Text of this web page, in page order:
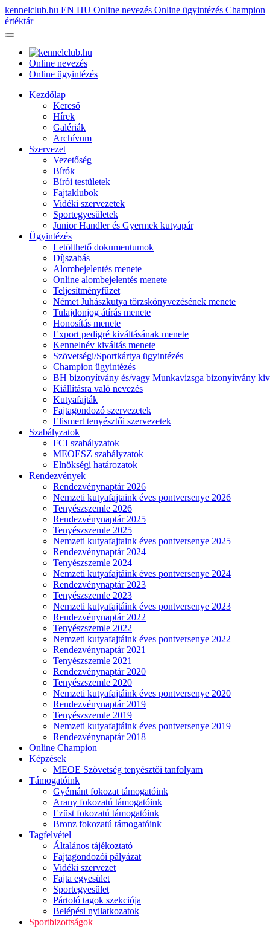
kennelclub.hu EN HU Online nevezés Online ügyintézés Champion
értéktár
Online nevezés
Online ügyintézés
Kezdőlap
Kereső
Hírek
Galériák
Archívum
Szervezet
Vezetőség
Bírók
Bírói testületek
Fajtaklubok
Vidéki szervezetek
Sportegyesületek
Junior Handler és Gyermek kutyapár
Ügyintézés
Letölthető dokumentumok
Díjszabás
Alombejelentés menete
Online alombejelentés menete
Teljesítményfűzet
Német Juhászkutya törzskönyvezésének menete
Tulajdonjog átírás menete
Honosítás menete
Export pedigré kiváltásának menete
Kennelnév kiváltás menete
Szövetségi/Sportkártya ügyintézés
Champion ügyintézés
BH bizonyítvány és/vagy Munkavizsga bizonyítvány
Kiállításra való nevezés
Kutyafajták
Fajtagondozó szervezetek
Elismert tenyésztői szervezetek
Szabályzatok
FCI szabályzatok
MEOESZ szabályzatok
Elnökségi határozatok
Rendezvények
Rendezvénynaptár 2026
Nemzeti kutyafajtaink éves pontversenye 2026
Tenyészszemle 2026
Rendezvénynaptár 2025
Tenyészszemle 2025
Nemzeti kutyafajtaink éves pontversenye 2025
Rendezvénynaptár 2024
Tenyészszemle 2024
Nemzeti kutyafajtáink éves pontversenye 2024
Rendezvénynaptár 2023
Tenyészszemle 2023
Nemzeti kutyafajtáink éves pontversenye 2023
Rendezvénynaptár 2022
Tenyészszemle 2022
Nemzeti kutyafajtáink éves pontversenye 2022
Rendezvénynaptár 2021
Tenyészszemle 2021
Rendezvénynaptár 2020
Tenyészszemle 2020
Nemzeti kutyafajtáink éves pontversenye 2020
Rendezvénynaptár 2019
Tenyészszemle 2019
Nemzeti kutyafajtáink éves pontversenye 2019
Rendezvénynaptár 2018
Online Champion
Képzések
MEOE Szövetség tenyésztői tanfolyam
Támogatóink
Gyémánt fokozat támogatóink
Arany fokozatú támogatóink
Ezüst fokozatú támogatóink
Bronz fokozatú támogatóink
Tagfelvétel
Általános tájékoztató
Fajtagondozói pályázat
Vidéki szervezet
Fajta egyesület
Sportegyesület
Pártoló tagok szekciója
Belépési nyilatkozatok
Sportbizottságok